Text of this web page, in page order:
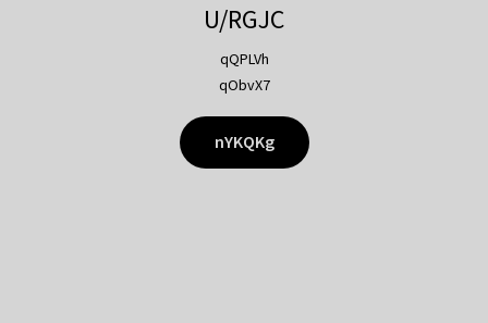
U/RGJC
qQPLVh
qObvX7
nYKQKg